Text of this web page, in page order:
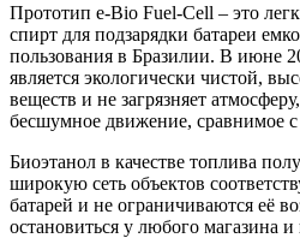
Прототип e-Bio Fuel-Cell – это
спирт для подзарядки батареи
пользования в Бразилии. В июне
является экологически чистой,
веществ и не загрязняет
бесшумное движение, сравнимое
Биоэтанол в качестве топлива
широкую сеть объектов
батарей и не ограничиваются её
остановиться у любого магазина